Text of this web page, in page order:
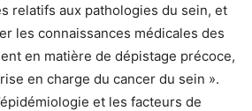
relatifs aux pathologies du sein, et
les connaissances médicales des
en matière de dépistage précoce,
en charge du cancer du sein ».
et les facteurs de